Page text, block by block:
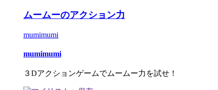
ムームーのアクション力
mumimumi
mumimumi
３Dアクションゲームでムームー力を試せ！